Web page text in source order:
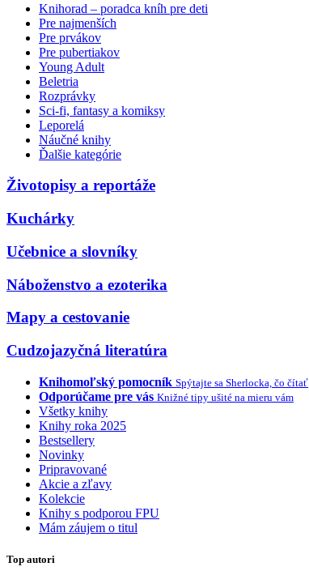
Knihorad – poradca kníh pre deti
Pre najmenších
Pre prvákov
Pre pubertiakov
Young Adult
Beletria
Rozprávky
Sci-fi, fantasy a komiksy
Leporelá
Náučné knihy
Ďalšie kategórie
Životopisy a reportáže
Kuchárky
Učebnice a slovníky
Náboženstvo a ezoterika
Mapy a cestovanie
Cudzojazyčná literatúra
Knihomoľský pomocník Spýtajte sa Sherlocka, čo čítať
Odporúčame pre vás Knižné tipy ušité na mieru vám
Všetky knihy
Knihy roka 2025
Bestsellery
Novinky
Pripravované
Akcie a zľavy
Kolekcie
Knihy s podporou FPU
Mám záujem o titul
Top autori